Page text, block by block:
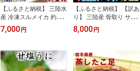
【ふるさと納税】 三陸水
産 冷凍スルメイカ 約1kg
（5～6杯程度） いか 刺
身 いかの塩辛 いかめし
イ いかソーメン げそ イ
カゲソ いかめし イカ飯
新鮮 海産物 魚介 海鮮 海
7,000円
【ふるさと納税】 【訳あ
り】 三陸産 骨取り サバ
フィレ 半身 無塩 約1kg
（4～7枚入り） 冷凍 国
訳アリ わけあり 骨なし
骨取り済み 骨取り魚 切
身 魚 海鮮 焼き魚 おかず
8,000円